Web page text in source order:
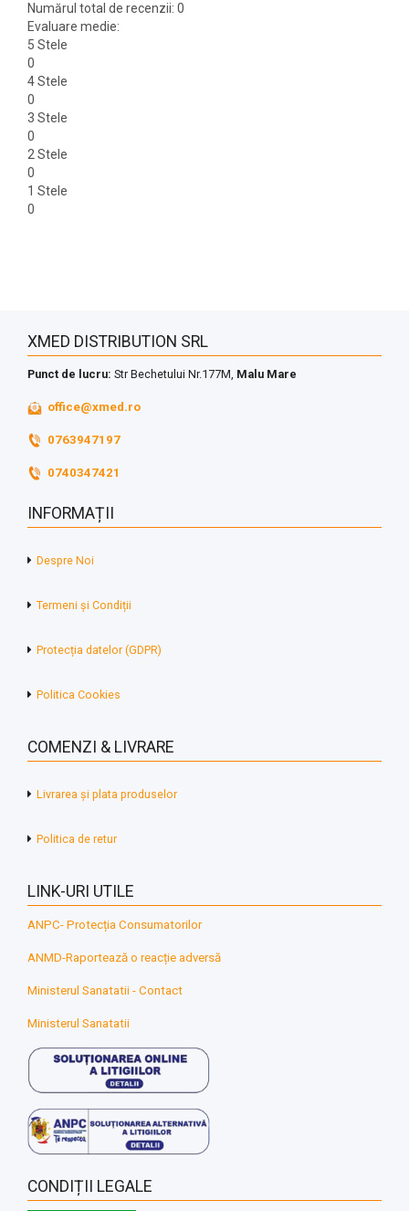
Numărul total de recenzii: 0
Evaluare medie:
5 Stele
0
4 Stele
0
3 Stele
0
2 Stele
0
1 Stele
0
XMED DISTRIBUTION SRL
Punct de lucru: Str Bechetului Nr.177M, Malu Mare
office@xmed.ro
0763947197
0740347421
INFORMAȚII
Despre Noi
Termeni și Condiții
Protecția datelor (GDPR)
Politica Cookies
COMENZI & LIVRARE
Livrarea și plata produselor
Politica de retur
LINK-URI UTILE
ANPC- Protecția Consumatorilor
ANMD-Raportează o reacție adversă
Ministerul Sanatatii - Contact
Ministerul Sanatatii
CONDIȚII LEGALE